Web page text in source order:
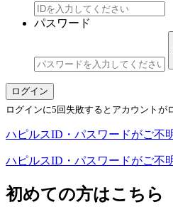
パスワード
ログインに5回失敗するとアカウントが
ハピルスID・パスワードがご不
ハピルスID・パスワードがご不
初めての方はこちら